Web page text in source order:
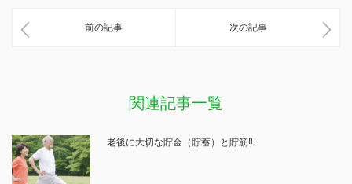
前の記事 次の記事
関連記事一覧
老後に大切な貯金（貯蓄）と貯筋‼